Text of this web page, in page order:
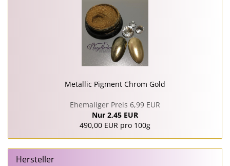
Metallic Pigment Chrom Gold
Ehemaliger Preis 6,99 EUR
Nur 2,45 EUR
490,00 EUR pro 100g
Hersteller